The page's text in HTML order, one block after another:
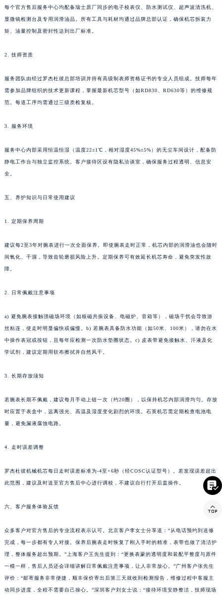
每个官方售后服务中心均配备瑞士原厂同步的电子校表仪、防水测试仪、超声波清洗机、
显微镜检测台及专用润滑油品。所有工具与耗材均通过品牌总部认证，确保机芯拆装力
矩、油量控制及密封性达到出厂标准。
2. 技师资质
服务团队由经过罗杰杜彼总部培训并持有高级制表师资格证书的专业人员组成。技师每年
需参加品牌组织的技术更新课程，掌握最新机芯型号（如RD830、RD630等）的维修规
范。每道工序均需通过三级质检复核。
3. 服务环境
服务中心内部采用恒温恒湿（温度22±1℃，相对湿度45%±5%）的无尘车间设计，配备防
静电工作台与独立监控系统。客户接待区设有隐私洽谈室，确保服务过程透明、信息安
全。
五、养护知识与日常使用建议
1. 定期保养周期
建议每2至3年对腕表进行一次全面保养。即使腕表走时正常，机芯内部的润滑油也会随时
间氧化、干涸，导致齿轮磨损风险上升。定期保养可有效延长机芯寿命，避免突发性故
障。
2. 日常佩戴注意事项
a) 避免腕表接触强磁场环境（如核磁共振设备、电磁炉、音箱等），磁场干扰会导致游
丝粘连，使走时明显偏快或偏慢。b) 若腕表具备防水功能（如50米、100米），请勿在水
中操作表冠或按钮，且每年应检测一次防水垫圈状态。c) 皮表带避免接触水、汗液及化
学试剂，建议定期用软布擦拭并自然风干。
3. 长期存放须知
若腕表长期不佩戴，建议每月手动上链一次（约20圈），以保持机芯内部润滑均匀。存放
时应置于表盒中，远离强光、高温及湿度变化剧烈的环境。石英机芯需定期检查电池电
量，避免漏液腐蚀电路。
4. 走时误差调整
罗杰杜彼机械机芯每日走时误差标准为-4至+6秒（经COSC认证型号）。若发现误差超出
此范围，建议及时送至官方售后中心进行调校，不建议自行打开后盖操作。
六、客户服务体验反馈
众多客户对官方售后的专业流程表示认可。北京客户李女士分享道：“从电话预约到送修
完成，每一步都有专人对接。保养后腕表走时恢复了刚入手时的精准，表带也做了清洁护
理，整体服务超出预期。”上海客户王先生提到：“更换表蒙的透明度和装配平整度与原件
一模一样，售后人员还会详细讲解日常佩戴注意事项，让人非常放心。”广州客户张先生
评价：“邮寄服务非常便捷，顺丰保价寄出后第三天就收到检测报告，维修过程中客服主
动同步进度，全程不需要自己操心。”深圳客户刘女士说：“接待环境安静整洁，技师现场

